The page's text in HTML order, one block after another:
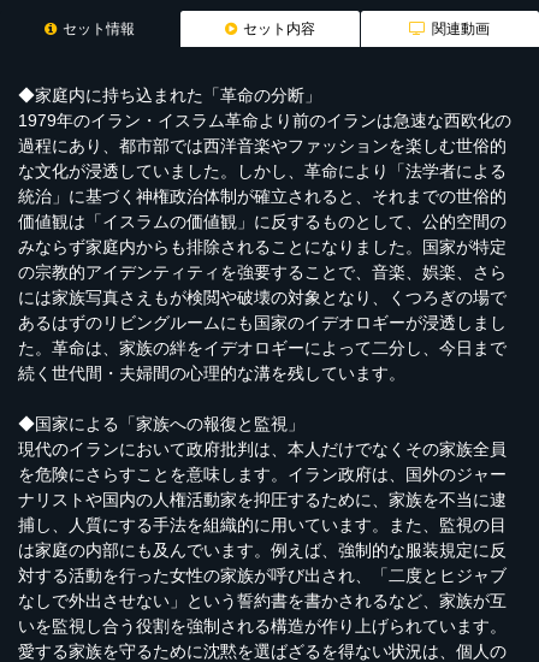
セット情報 セット内容 関連動画
◆家庭内に持ち込まれた「革命の分断」
1979年のイラン・イスラム革命より前のイランは急速な西欧化の
過程にあり、都市部では西洋音楽やファッションを楽しむ世俗的
な文化が浸透していました。しかし、革命により「法学者による
統治」に基づく神権政治体制が確立されると、それまでの世俗的
価値観は「イスラムの価値観」に反するものとして、公的空間の
みならず家庭内からも排除されることになりました。国家が特定
の宗教的アイデンティティを強要することで、音楽、娯楽、さら
には家族写真さえもが検閲や破壊の対象となり、くつろぎの場で
あるはずのリビングルームにも国家のイデオロギーが浸透しまし
た。革命は、家族の絆をイデオロギーによって二分し、今日まで
続く世代間・夫婦間の心理的な溝を残しています。
◆国家による「家族への報復と監視」
現代のイランにおいて政府批判は、本人だけでなくその家族全員
を危険にさらすことを意味します。イラン政府は、国外のジャー
ナリストや国内の人権活動家を抑圧するために、家族を不当に逮
捕し、人質にする手法を組織的に用いています。また、監視の目
は家庭の内部にも及んでいます。例えば、強制的な服装規定に反
対する活動を行った女性の家族が呼び出され、「二度とヒジャブ
なしで外出させない」という誓約書を書かされるなど、家族が互
いを監視し合う役割を強制される構造が作り上げられています。
愛する家族を守るために沈黙を選ばざるを得ない状況は、個人の